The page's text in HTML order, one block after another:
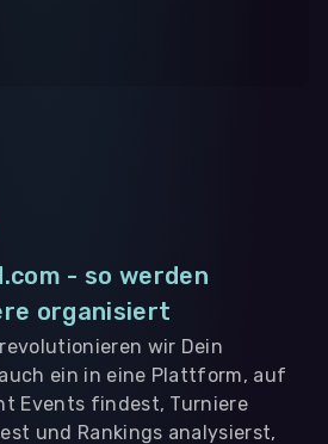
- so werden
organisiert
wir Dein
ein in eine Plattform, auf
Events findest, Turniere
und Rankings analysierst,